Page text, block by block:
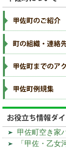
甲佐町空き家
「甲佐・乙